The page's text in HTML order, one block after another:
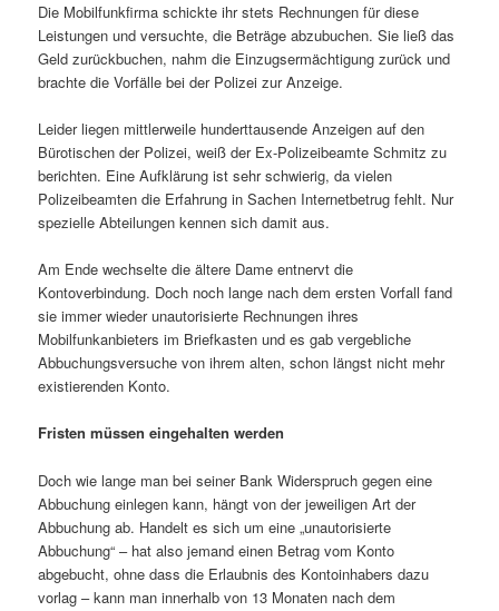
Die Mobilfunkfirma schickte ihr stets Rechnungen für diese
Leistungen und versuchte, die Beträge abzubuchen. Sie ließ das
Geld zurückbuchen, nahm die Einzugsermächtigung zurück und
brachte die Vorfälle bei der Polizei zur Anzeige.
Leider liegen mittlerweile hunderttausende Anzeigen auf den
Bürotischen der Polizei, weiß der Ex-Polizeibeamte Schmitz zu
berichten. Eine Aufklärung ist sehr schwierig, da vielen
Polizeibeamten die Erfahrung in Sachen Internetbetrug fehlt. Nur
spezielle Abteilungen kennen sich damit aus.
Am Ende wechselte die ältere Dame entnervt die
Kontoverbindung. Doch noch lange nach dem ersten Vorfall fand
sie immer wieder unautorisierte Rechnungen ihres
Mobilfunkanbieters im Briefkasten und es gab vergebliche
Abbuchungsversuche von ihrem alten, schon längst nicht mehr
existierenden Konto.
Fristen müssen eingehalten werden
Doch wie lange man bei seiner Bank Widerspruch gegen eine
Abbuchung einlegen kann, hängt von der jeweiligen Art der
Abbuchung ab. Handelt es sich um eine „unautorisierte
Abbuchung“ – hat also jemand einen Betrag vom Konto
abgebucht, ohne dass die Erlaubnis des Kontoinhabers dazu
vorlag – kann man innerhalb von 13 Monaten nach dem